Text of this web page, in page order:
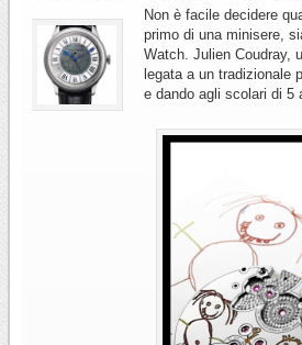
Non è facile decidere
primo di una minisere,
Watch. Julien Coudray,
legata a un tradizionale
e dando agli scolari di 5